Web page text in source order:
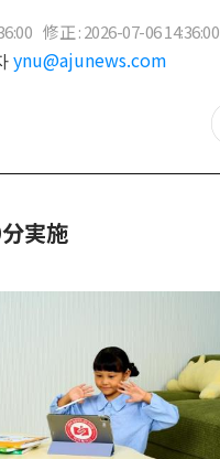
修正 : 2026-07-06 14:36:00
ynu@ajunews.com
実施